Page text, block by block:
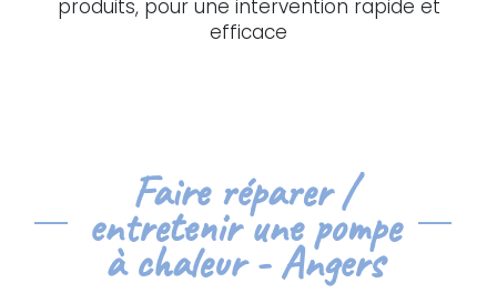
produits, pour une intervention rapide et
efficace
Faire réparer /
entretenir une pompe
à chaleur - Angers